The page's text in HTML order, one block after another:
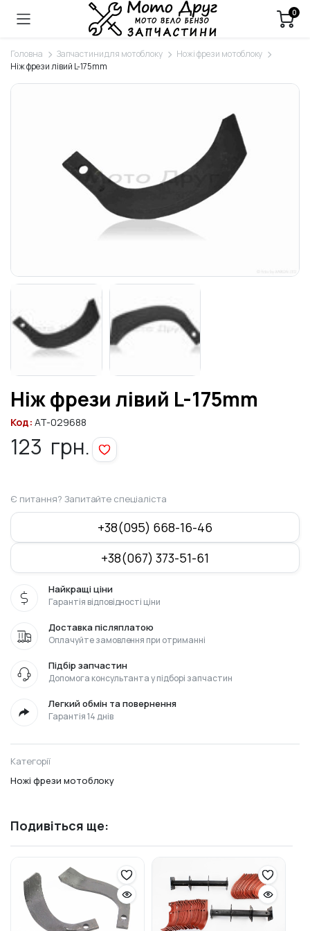
0
Головна Запчастини для мотоблоку
Ножі фрези мотоблоку
Ніж фрези лівий L-175mm
Ніж фрези лівий L-175mm
Код: AT-029688
123 грн.
Є питання? Запитайте спеціаліста
+38(095) 668-16-46
+38(067) 373-51-61
Найкращі ціни
Гарантія відповідності ціни
Доставка післяплатою
Оплачуйте замовлення при отриманні
Підбір запчастин
Допомога консультанта у підборі запчастин
Легкий обмін та повернення
Гарантія 14 днів
Категорії
Ножі фрези мотоблоку
Подивіться ще: